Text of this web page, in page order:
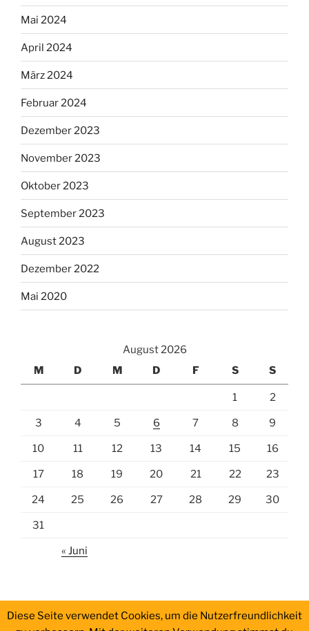
Mai 2024
April 2024
März 2024
Februar 2024
Dezember 2023
November 2023
Oktober 2023
September 2023
August 2023
Dezember 2022
Mai 2020
August 2026
M
D M D F S S
1 2
3 4 5 6 7 8 9
10 11 12 13 14 15 16
17 18 19 20 21 22 23
24 25 26 27 28 29 30
31
« Juni
Diese Seite verwendet Cookies, um die Nutzerfreundlichkeit